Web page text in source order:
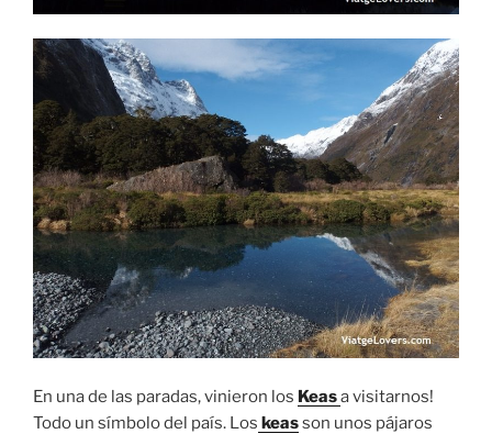
En una de las paradas, vinieron los Keasa visitarnos!
Todo un símbolo del país. Los keasson unos pájaros